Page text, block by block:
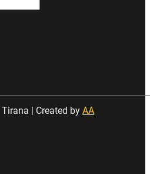
| Created by AA